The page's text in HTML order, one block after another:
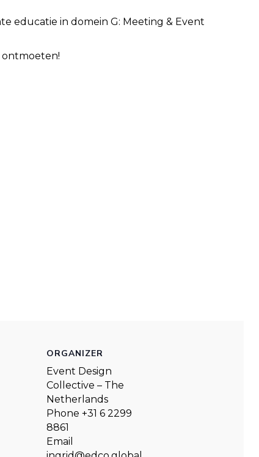
educatie in domein G: Meeting & Event
ontmoeten!
ORGANIZER
Event Design
Collective – The
Netherlands
Phone +31 6 2299
8861
Email